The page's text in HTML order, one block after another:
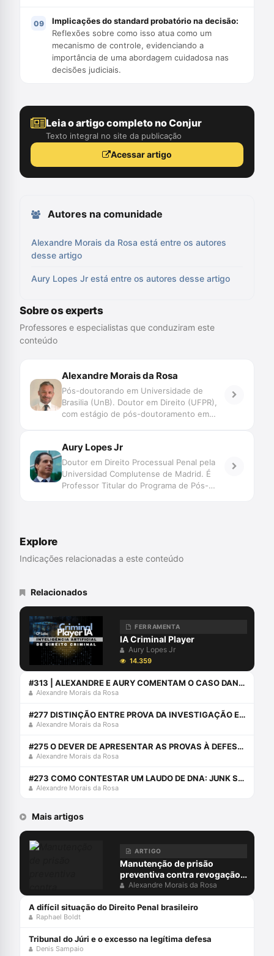
Implicações do standard probatório na decisão:
Reflexões sobre como isso atua como um
mecanismo de controle, evidenciando a
importância de uma abordagem cuidadosa nas
decisões judiciais.
Leia o artigo completo no Conjur
Texto integral no site da publicação
Acessar artigo
Autores na comunidade
Alexandre Morais da Rosa está entre os autores
desse artigo
Aury Lopes Jr está entre os autores desse artigo
Sobre os experts
Professores e especialistas que conduziram este
conteúdo
Alexandre Morais da Rosa
Pós-doutorando em Universidade de
Brasilia (UnB). Doutor em Direito (UFPR),
com estágio de pós-doutoramento em
Professor do Programa de Graduação,
Mestrado e Doutorado da UNIVALI. Juiz
de Direito do TJSC. Membro Honorário da
Associação Ibero Americana de Direito e
Coordena o Grupo de Pesquisa
SpinLawLab (CNPq UNIVALI)
Aury Lopes Jr
Doutor em Direito Processual Penal pela
Universidad Complutense de Madrid. É
Professor Titular do Programa de Pós-
Explore
Indicações relacionadas a este conteúdo
Relacionados
FERRAMENTA
IA Criminal Player
Aury Lopes Jr
14.359
#313 | ALEXANDRE E AURY COMENTAM O CASO DANIEL ALVES
Alexandre Morais da Rosa
#277 DISTINÇÃO ENTRE PROVA DA INVESTIGAÇÃO E PROVA JUDICIAL
Alexandre Morais da Rosa
#275 O DEVER DE APRESENTAR AS PROVAS À DEFESA: CHERRY PICKING PROBATÓRIO
Alexandre Morais da Rosa
#273 COMO CONTESTAR UM LAUDO DE DNA: JUNK SCIENCE
Alexandre Morais da Rosa
Mais artigos
ARTIGO
Manutenção de prisão
preventiva contra revogação
do MP: juiz não pode ocupar
lugar do acusador
Alexandre Morais da Rosa
A difícil situação do Direito Penal brasileiro
Raphael Boldt
Tribunal do Júri e o excesso na legítima defesa
Denis Sampaio